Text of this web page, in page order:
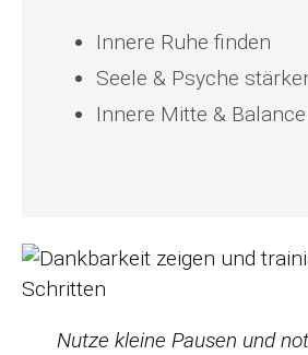
Innere Ruhe finden
Seele & Psyche
Innere Mitte &
Nutze kleine Pausen und